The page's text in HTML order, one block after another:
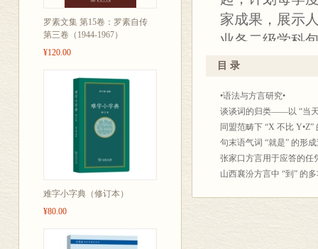
罗素文集 第15卷：罗素自传
第三卷（1944-1967）
¥120.00
难字小字典（修订本）
¥80.00
家成果，展示
业各二级学科
学、比较文学
目 录
•语法与方言研究•
谈谈词的归类——以 “当天
同盟范畴下 “X 不比
句末语气词 “就是” 的形
张家口方言用于应答的任
山西襄汾方言中 “到” 的